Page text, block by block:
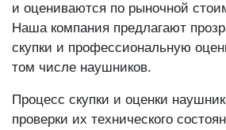
и оцениваются по рыночной
Наша компания предлагают
скупки и профессиональную
том числе наушников.
Процесс скупки и оценки
проверки их технического